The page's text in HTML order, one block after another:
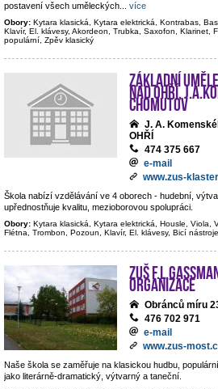
postavení všech uměleckých
více
Obory: Kytara klasická, Kytara elektrická, Kontrabas,
Klavír, El. klávesy, Akordeon, Trubka, Saxofon, Klarinet,
populární, Zpěv klasický
Základní
nad Ohří,
Chomutov
J. A.
OHŘÍ
474 375 667
e-mail
www.zus-
Škola nabízí vzdělávání ve 4 oborech - hudební,
upřednostňuje kvalitu, mezioborovou spolupráci.
Obory: Kytara klasická, Kytara elektrická, Housle, Viola,
Flétna, Trombon, Pozoun, Klavír, El. klávesy, Bicí
ZUŠ
organizace
Obránců míru
476 702 971
e-mail
www.zus-
Naše škola se zaměřuje na klasickou hudbu,
jako literárně-dramatický, výtvarný a taneční.